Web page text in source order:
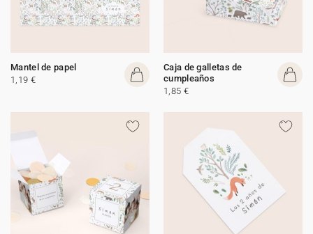
Mantel de papel
1,19 €
Caja de galletas de
cumpleaños
1,85 €